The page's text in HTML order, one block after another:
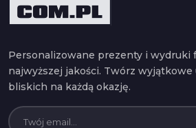
Personalizowane prezenty i wydruki
najwyższej jakości. Twórz
bliskich na każdą okazję.